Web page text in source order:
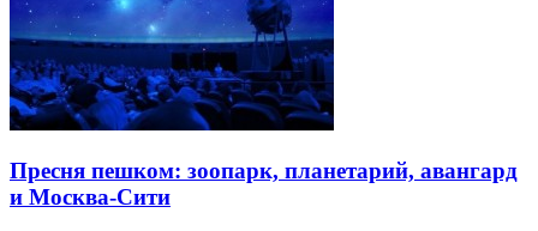
Пресня пешком: зоопарк, планетарий, авангард
и Москва-Сити